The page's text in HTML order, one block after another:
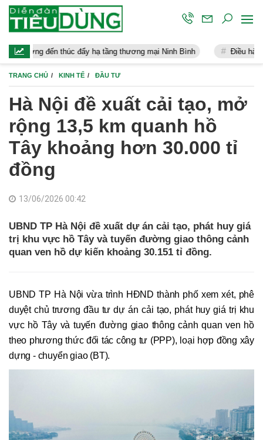
thúc đẩy hạ tầng thương mại Ninh Bình Điều hành kinh tế vĩ
TRANG CHỦ KINH TẾ ĐẦU TƯ
Hà Nội đề xuất cải tạo, mở
rộng 13,5 km quanh hồ
Tây khoảng hơn 30.000 tỉ
đồng
13/06/2026 00:42
UBND TP Hà Nội đề xuất dự án cải tạo, phát huy giá
trị khu vực hồ Tây và tuyến đường giao thông cảnh
quan ven hồ dự kiến khoảng 30.151 tỉ đồng.
UBND TP Hà Nội vừa trình HĐND thành phố xem xét, phê
duyệt chủ trương đầu tư dự án cải tạo, phát huy giá trị khu
vực hồ Tây và tuyến đường giao thông cảnh quan ven hồ
theo phương thức đối tác công tư (PPP), loại hợp đồng xây
dựng - chuyển giao (BT).